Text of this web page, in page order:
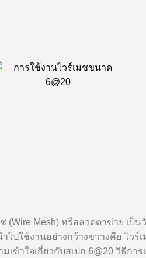
(Wire Mesh) หรือลวดตาข่าย เ
ใช้งานอย่างกว้างขวางคือ ไวร์
าใจเกี่ยวกับสเปก 6@20 วิธีกา